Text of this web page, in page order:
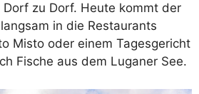
zu Dorf. Heute kommt der
in die Restaurants
Misto oder einem Tagesgericht
Fische aus dem Luganer See.